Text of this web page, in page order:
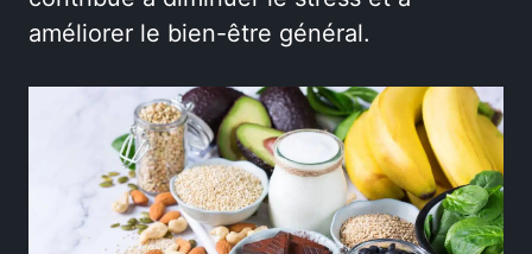
améliorer le bien-être général.